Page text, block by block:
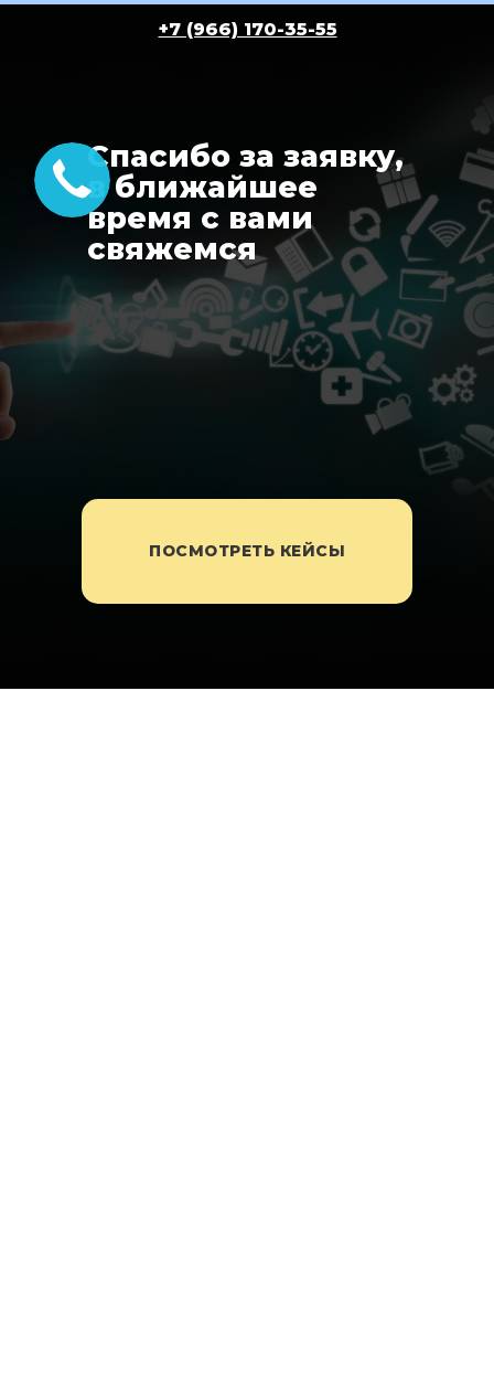
ПОСМОТРЕТЬ КЕЙСЫ
+7 (966) 170-35-55
Спасибо за заявку,
в ближайшее
время с вами
свяжемся